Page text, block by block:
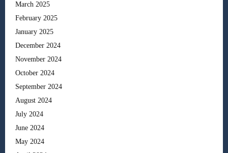
March 2025
February 2025
January 2025
December 2024
November 2024
October 2024
September 2024
August 2024
July 2024
June 2024
May 2024